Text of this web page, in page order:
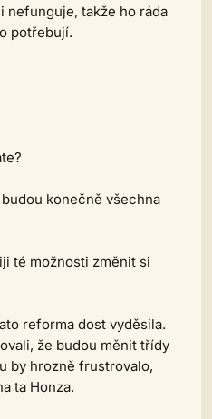
nefunguje, takže ho ráda
potřebují.
konečně všechna
té možnosti změnit si
reforma dost vyděsila.
že budou měnit třídy
by hrozně frustrovalo,
ta Honza.